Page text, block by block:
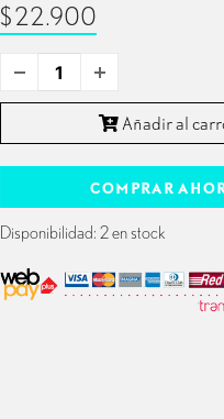
$22.900
Añadir al
COMPRAR
Disponibilidad: 2 en stock